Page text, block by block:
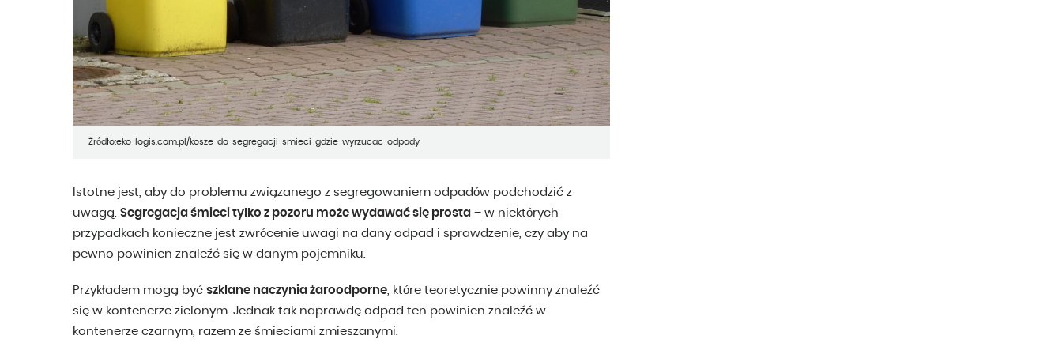
Źródło:eko-logis.com.pl/kosze-do-segregacji-smieci-gdzie-wyrzucac-odpady
Istotne jest, aby do problemu związanego z segregowaniem odpadów podchodzić z
uwagą. Segregacja śmieci tylko z pozoru może wydawać się prosta – w niektórych
przypadkach konieczne jest zwrócenie uwagi na dany odpad i sprawdzenie, czy aby na
pewno powinien znaleźć się w danym pojemniku.
Przykładem mogą być szklane naczynia żaroodporne, które teoretycznie powinny znaleźć
się w kontenerze zielonym. Jednak tak naprawdę odpad ten powinien znaleźć w
kontenerze czarnym, razem ze śmieciami zmieszanymi.